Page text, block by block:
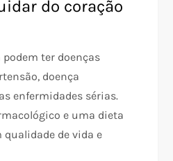
do coração
ter doenças
doença
enfermidades sérias.
e uma dieta
de vida e